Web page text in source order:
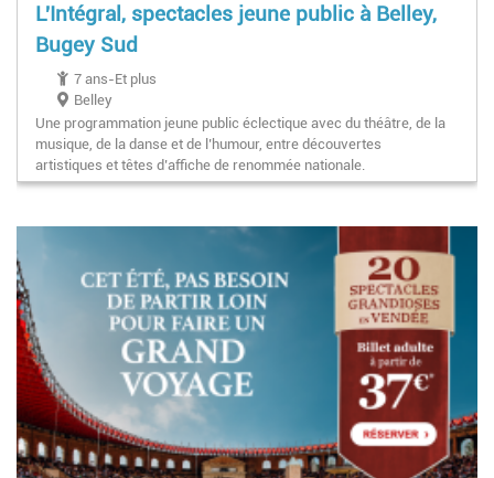
L'Intégral, spectacles jeune public à Belley,
Bugey Sud
7 ans-Et plus
Belley
Une programmation jeune public éclectique avec du théâtre, de la
musique, de la danse et de l’humour, entre découvertes
artistiques et têtes d’affiche de renommée nationale.